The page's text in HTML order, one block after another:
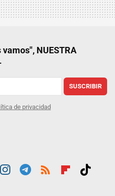
vamos", NUESTRA
SUSCRIBIR
de privacidad